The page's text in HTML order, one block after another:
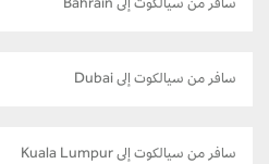
سافر من سيالكوت إلى Bahrain
سافر من سيالكوت إلى Dubai
سافر من سيالكوت إلى Kuala Lumpur